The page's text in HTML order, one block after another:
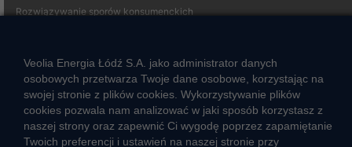
Rozwiązywanie sporów konsumenckich
CIEPŁO SYSTEMOWE
Zalety ciepła systemowego
Veolia Energia Łódź S.A. jako administrator danych
osobowych przetwarza Twoje dane osobowe, korzystając na
swojej stronie z plików cookies. Wykorzystywanie plików
cookies pozwala nam analizować w jaki sposób korzystasz z
naszej strony oraz zapewnić Ci wygodę poprzez zapamiętanie
Twoich preferencji i ustawień na naszej stronie przy